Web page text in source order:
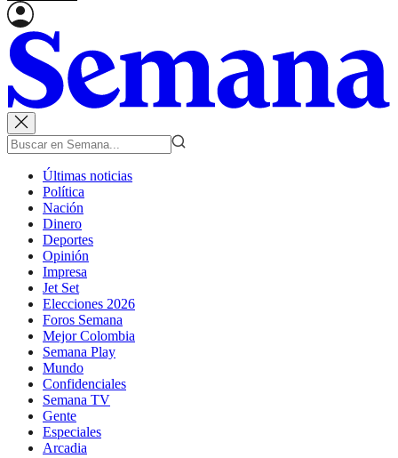
Últimas noticias
Política
Nación
Dinero
Deportes
Opinión
Impresa
Jet Set
Elecciones 2026
Foros Semana
Mejor Colombia
Semana Play
Mundo
Confidenciales
Semana TV
Gente
Especiales
Arcadia